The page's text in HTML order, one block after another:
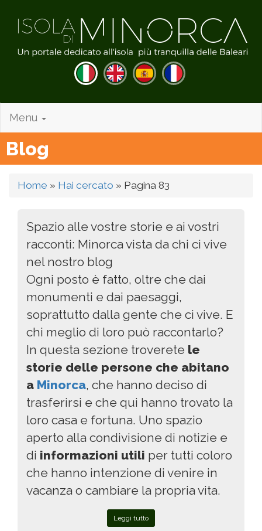
Menu
Blog
Home » Hai cercato » Pagina 83
Spazio alle vostre storie e ai vostri
racconti: Minorca vista da chi ci vive
nel nostro blog
Ogni posto è fatto, oltre che dai
monumenti e dai paesaggi,
soprattutto dalla gente che ci vive. E
chi meglio di loro può raccontarlo?
In questa sezione troverete le
storie delle persone che abitano
a Minorca, che hanno deciso di
trasferirsi e che qui hanno trovato la
loro casa e fortuna. Uno spazio
aperto alla condivisione di notizie e
di informazioni utili per tutti coloro
che hanno intenzione di venire in
vacanza o cambiare la propria vita.
Leggi tutto